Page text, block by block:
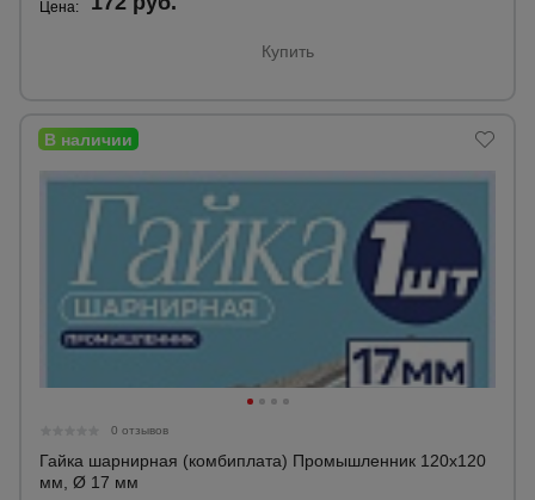
Цена:
Купить
0 отзывов
Гайка шарнирная (комбиплата) Промышленник 120х120
мм, Ø 17 мм